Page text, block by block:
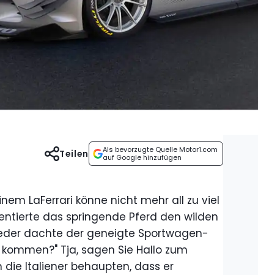
Als bevorzugte Quelle Motor1.com
auf Google hinzufügen
Teilen
LaFerrari könne nicht mehr all zu viel
das springende Pferd den wilden
dachte der geneigte Sportwagen-
Tja, sagen Sie Hallo zum
die Italiener behaupten, dass er